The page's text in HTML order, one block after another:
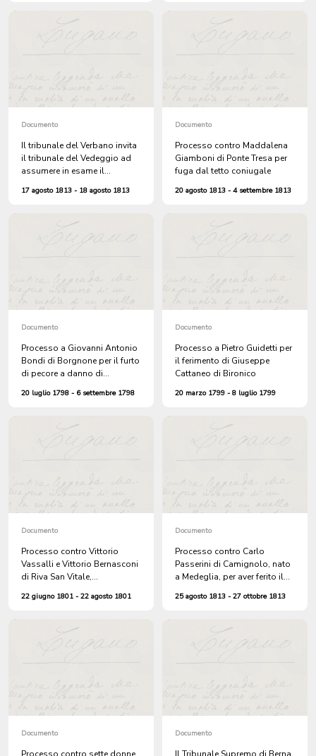
infranto il bando
Documento
Il tribunale del Verbano invita
il tribunale del Vedeggio ad
assumere in esame il
Boschetti di Arosio per il
don Carlo Zenna di Ascona,
accusato dell'omicidio nel
17 agosto 1813 - 18 agosto 1813
Documento
Processo contro Maddalena
Giamboni di Ponte Tresa per
fuga dal tetto coniugale
20 agosto 1813 - 4 settembre 1813
Documento
Processo a Giovanni Antonio
Bondi di Borgnone per il furto
di pecore a danno di
Verdasio
20 luglio 1798 - 6 settembre 1798
Documento
Processo a Pietro Guidetti per
il ferimento di Giuseppe
Cattaneo di Bironico
20 marzo 1799 - 8 luglio 1799
Documento
Processo contro Vittorio
Vassalli e Vittorio Bernasconi
di Riva San Vitale,
22 giugno 1801 - 22 agosto 1801
Documento
Processo contro Carlo
Passerini di Camignolo, nato
a Medeglia, per aver ferito il
con un sasso e per violenze
25 agosto 1813 - 27 ottobre 1813
Documento Documento